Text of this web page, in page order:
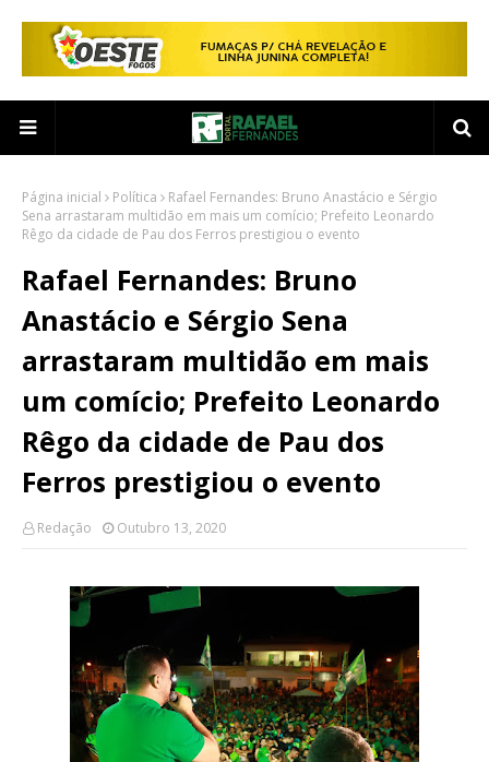
Página inicial Política
Rafael Fernandes: Bruno Anastácio e Sérgio
Sena arrastaram multidão em mais um comício; Prefeito Leonardo
Rêgo da cidade de Pau dos Ferros prestigiou o evento
Rafael Fernandes: Bruno
Anastácio e Sérgio Sena
arrastaram multidão em mais
um comício; Prefeito Leonardo
Rêgo da cidade de Pau dos
Ferros prestigiou o evento
Redação Outubro 13, 2020